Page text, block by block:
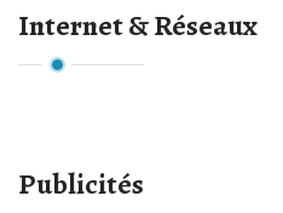
Internet & Réseaux
Publicités